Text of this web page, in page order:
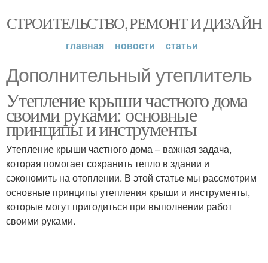
СТРОИТЕЛЬСТВО, РЕМОНТ И ДИЗАЙН
главная новости статьи
Дополнительный утеплитель
Утепление крыши частного дома
своими руками: основные
принципы и инструменты
Утепление крыши частного дома – важная задача,
которая помогает сохранить тепло в здании и
сэкономить на отоплении. В этой статье мы рассмотрим
основные принципы утепления крыши и инструменты,
которые могут пригодиться при выполнении работ
своими руками.